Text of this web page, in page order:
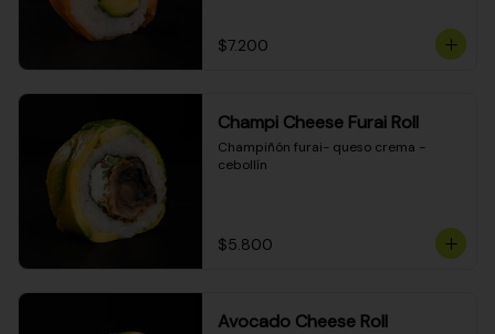
$7.200
Champi Cheese Furai Roll
Champiñón furai- queso crema -
cebollín
$5.800
Avocado Cheese Roll